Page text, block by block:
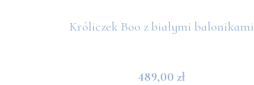
Króliczek Boo z białymi balonikami
489,00 zł